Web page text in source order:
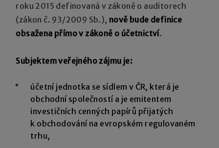
roku 2015 definovaná v zákoně o auditorech
(zákon č. 93/2009 Sb.), nově bude definice
obsažena přímo v zákoně o účetnictví.
Subjektem veřejného zájmu je:
účetní jednotka se sídlem v ČR, která je
obchodní společností a je emitentem
investičních cenných papírů přijatých
k obchodování na evropském regulovaném
trhu,